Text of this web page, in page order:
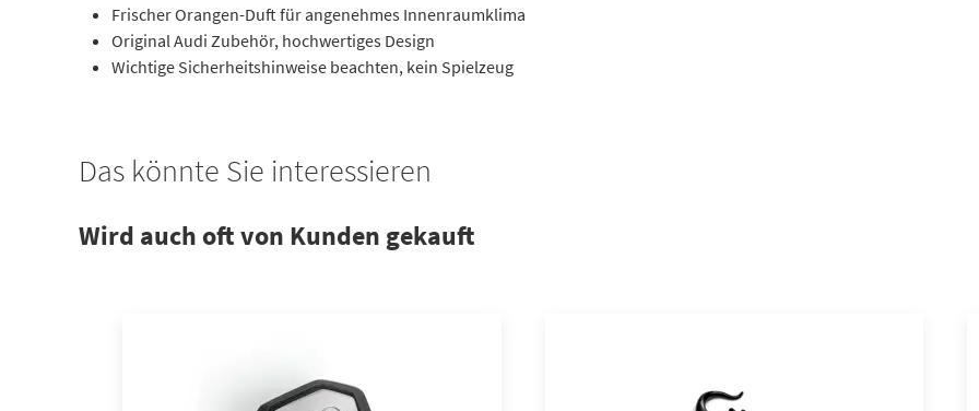
Frischer Orangen-Duft für angenehmes Innenraumklima
Original Audi Zubehör, hochwertiges Design
Wichtige Sicherheitshinweise beachten, kein Spielzeug
Das könnte Sie interessieren
Wird auch oft von Kunden gekauft